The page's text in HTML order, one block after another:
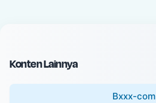
c
e
Konten Lainnya
Bxxx-com